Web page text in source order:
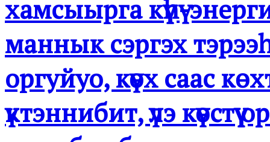
хамсыырга күүһү-
маннык сэргэх
оргуйуо, күөх саас
үктэннибит, үлэ